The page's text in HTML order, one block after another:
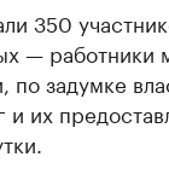
350
— работники
по задумке
и их